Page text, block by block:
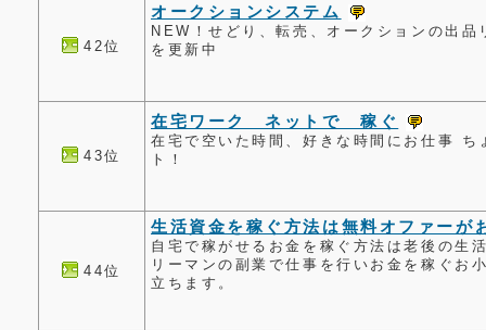
42位
オークションシステム
NEW！せどり、転売、オークションの出
を更新中
43位
在宅ワーク ネットで 稼ぐ
在宅で空いた時間、好きな時間にお仕事 ち
ト！
44位
生活資金を稼ぐ方法は無料オファーが
自宅で稼がせるお金を稼ぐ方法は老後の生
リーマンの副業で仕事を行いお金を稼ぐお
立ちます。